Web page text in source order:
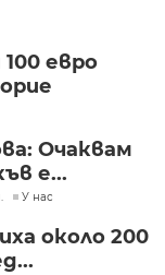
евро
Очаквам
е...
У нас
около 200